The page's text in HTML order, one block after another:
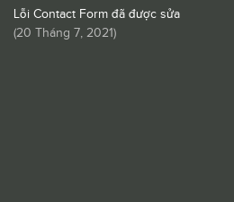
Lỗi Contact Form đã được sửa
(20 Tháng 7, 2021)